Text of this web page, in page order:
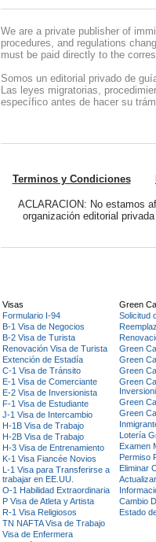
We are a private publisher of
procedures, and regulations
must be paid directly to the
Somos un editorial privado de
Las leyes migratorias,
específico antes de hacer su
Terminos y Condiciones
ACLARACION: No estamos
organización editorial
Visas
Formulario I-94
B-1 Visa de Negocios
B-2 Visa de Turista
Renovación Visa de Turista
Extención de Estadía
C-1 Visa de Tránsito
E-1 Visa de Comerciante
E-2 Visa de Inversionista
F-1 Visa de Estudiante
J-1 Visa de Intercambio
H-1B Visa de Trabajo
H-2B Visa de Trabajo
H-3 Visa de Entrenamiento
K-1 Visa Fiancée Novios
L-1 Visa para Transferirse a
trabajar en EE.UU.
O-1 Habilidad Extraordinaria
P Visa de Atleta y Artista
R-1 Visa Religiosos
TN NAFTA Visa de Trabajo
Visa de Enfermera
Green
Solicitud
Green
Green
Green
Green
Green
Green
Lotería
Examen
Permiso
Eliminar
Cambio
Estado